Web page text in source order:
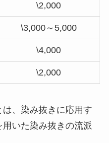
\2,000
\3,000～5,000
\4,000
\2,000
、染み抜きに応用す
いた染み抜きの流派